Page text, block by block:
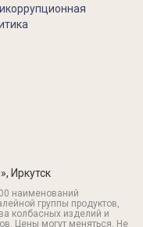
Иркутск
наименований
группы продуктов,
колбасных изделий и
Цены могут меняться. Не